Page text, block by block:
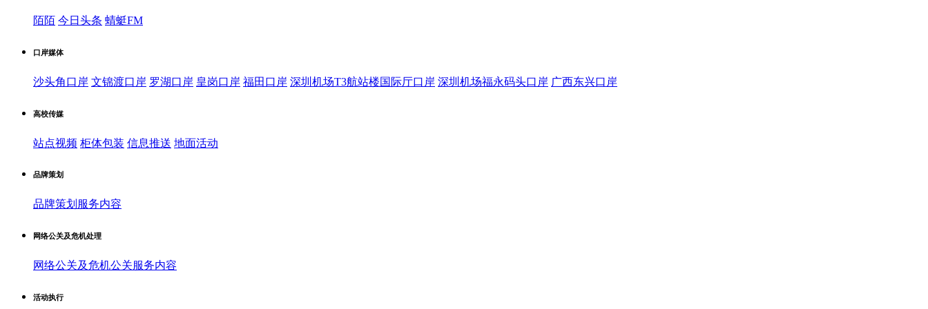
陌陌 今日头条 蜻蜓FM
口岸媒体
沙头角口岸 文锦渡口岸 罗湖口岸 皇岗口岸 福田口岸 深圳机场T3航站楼国际厅口岸 深圳机场福永码头口岸 广西东兴口岸
高校传媒
站点视频 柜体包装 信息推送 地面活动
品牌策划
品牌策划服务内容
网络公关及危机处理
网络公关及危机公关服务内容
活动执行